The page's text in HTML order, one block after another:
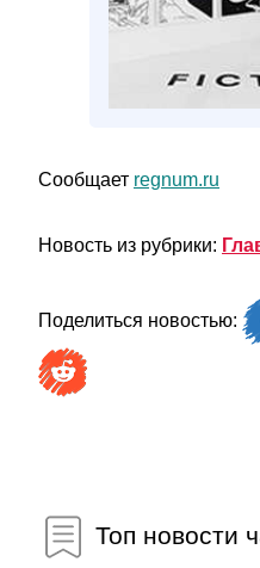
Сообщает regnum.ru
Новость из рубрики:
Поделиться новостью:
Топ новости